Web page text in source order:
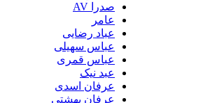
عباد رضایی
عباس سهیلی
عباس قمری
عبد نیک
عرفان اسدی
عرفان بهشتی